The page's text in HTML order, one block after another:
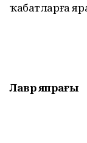
ҡабатларға
Лавр япрағы